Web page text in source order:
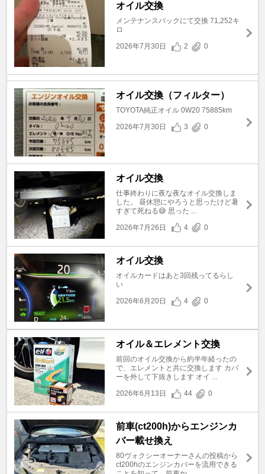
オイル交換
メンテナンスパックにて交換 71,252キ
ロ
2026年7月30日
2 0
オイル交換（フィルター）
TOYOTA純正オイル 0W20 75885km
2026年7月30日
3 0
オイル交換
仕事終わりに夜な夜なオイル交換しま
した。 昼休憩にやろうと思ったけど暑
すぎて死ねる😅 思った ...
2026年7月26日
4 0
オイル交換
オイルカードはあと3回残ってるらし
い
2026年6月20日
4 0
オイル＆エレメント交換
前回のオイル交換から約半年経ったの
で、エレメントと共に交換します カバ
ーを外して下抜きします オイ ...
2026年6月13日
44 0
前車(ct200h)からエンジンカ
バー載せ換え
80ヴォクシーオーナーさんの投稿から
ct200hのエンジンカバーを流用できる